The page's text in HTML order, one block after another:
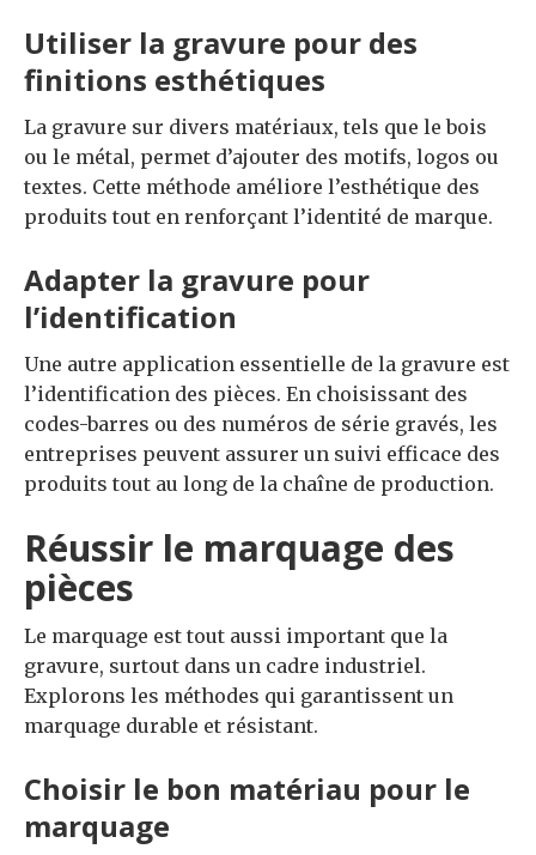
Utiliser la gravure pour des
finitions esthétiques
La gravure sur divers matériaux, tels que le bois
ou le métal, permet d’ajouter des motifs, logos ou
textes. Cette méthode améliore l’esthétique des
produits tout en renforçant l’identité de marque.
Adapter la gravure pour
l’identification
Une autre application essentielle de la gravure est
l’identification des pièces. En choisissant des
codes-barres ou des numéros de série gravés, les
entreprises peuvent assurer un suivi efficace des
produits tout au long de la chaîne de production.
Réussir le marquage des
pièces
Le marquage est tout aussi important que la
gravure, surtout dans un cadre industriel.
Explorons les méthodes qui garantissent un
marquage durable et résistant.
Choisir le bon matériau pour le
marquage